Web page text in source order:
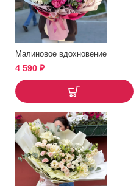
Малиновое вдохновение
4 590 ₽